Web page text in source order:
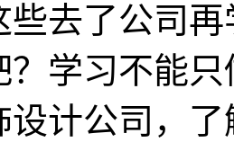
些去了公司
学习不能
设计公司，